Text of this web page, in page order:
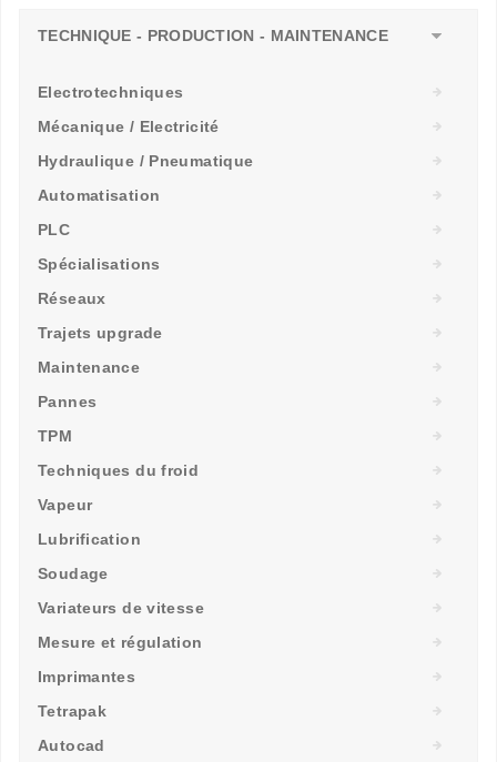
TECHNIQUE - PRODUCTION - MAINTENANCE
Electrotechniques
Mécanique / Electricité
Hydraulique / Pneumatique
Automatisation
PLC
Spécialisations
Réseaux
Trajets upgrade
Maintenance
Pannes
TPM
Techniques du froid
Vapeur
Lubrification
Soudage
Variateurs de vitesse
Mesure et régulation
Imprimantes
Tetrapak
Autocad